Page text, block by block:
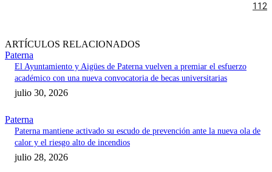
112
ARTÍCULOS RELACIONADOS
Paterna
El Ayuntamiento y Aigües de Paterna vuelven a premiar el esfuerzo
académico con una nueva convocatoria de becas universitarias
julio 30, 2026
Paterna
Paterna mantiene activado su escudo de prevención ante la nueva ola de
calor y el riesgo alto de incendios
julio 28, 2026